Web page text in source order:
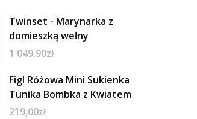
Twinset - Marynarka z
domieszką wełny
1 049,90zł
Figl Różowa Mini Sukienka
Tunika Bombka z Kwiatem
219,00zł